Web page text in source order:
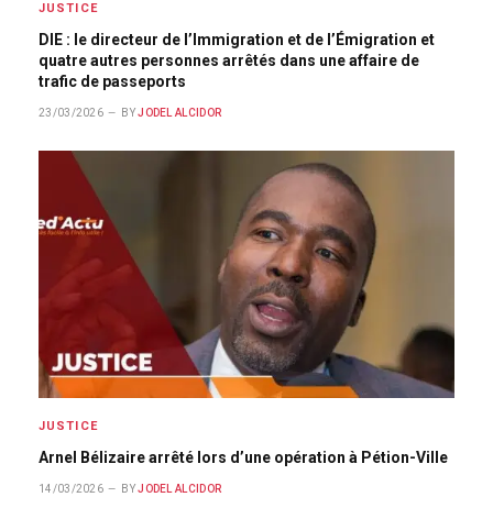
JUSTICE
DIE : le directeur de l’Immigration et de l’Émigration et
quatre autres personnes arrêtés dans une affaire de
trafic de passeports
23/03/2026 BY JODEL ALCIDOR
JUSTICE
Arnel Bélizaire arrêté lors d’une opération à Pétion-Ville
14/03/2026 BY JODEL ALCIDOR